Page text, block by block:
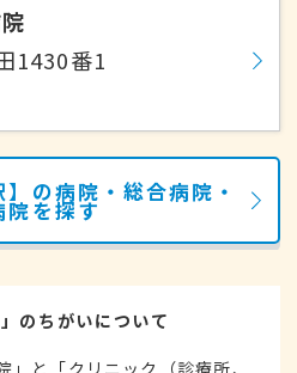
1430番1
】の病院・総合病院・
院を探す
のちがいについて